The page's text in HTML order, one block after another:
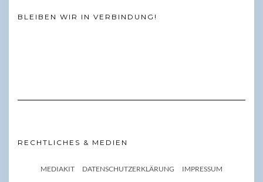
BLEIBEN WIR IN VERBINDUNG!
RECHTLICHES & MEDIEN
MEDIAKIT DATENSCHUTZERKLÄRUNG IMPRESSUM